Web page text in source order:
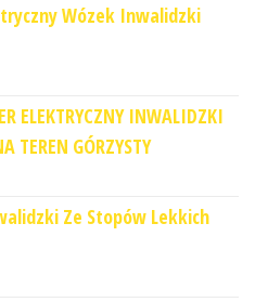
Wózek Inwalidzki
ELEKTRYCZNY INWALIDZKI
TEREN GÓRZYSTY
Ze Stopów Lekkich